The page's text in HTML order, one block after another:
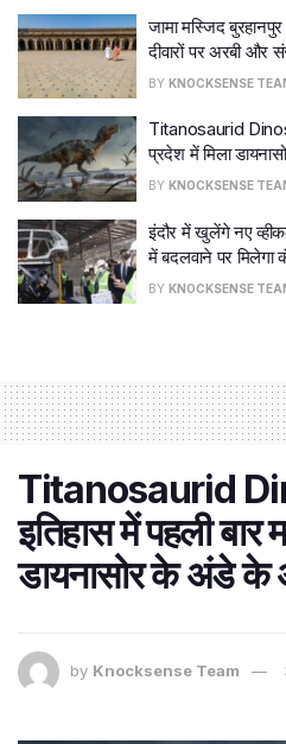
जामा मस्जिद
दीवारों पर अरबी
BY KNOCKSENSE
Titanosaurid
प्रदेश में मिला
BY KNOCKSENSE
इंदौर में खुलेंगे नए
में बदलवाने पर
BY KNOCKSENSE
Titanosaurid
इतिहास में पहली बार
डायनासोर के अंडे के
by Knocksense Team